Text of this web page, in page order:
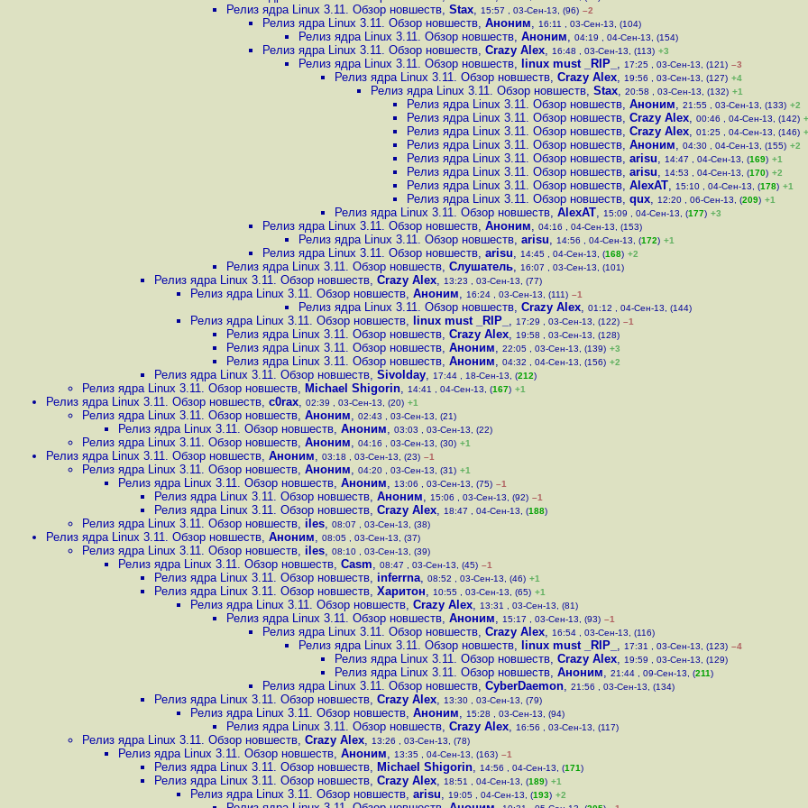
Релиз ядра Linux 3.11. Обзор новшеств, Stax, 15:57 , 03-Сен-13, (96) –2
Релиз ядра Linux 3.11. Обзор новшеств, Аноним, 16:11 , 03-Сен-13, (104)
Релиз ядра Linux 3.11. Обзор новшеств, Аноним, 04:19 , 04-Сен-13, (154)
Релиз ядра Linux 3.11. Обзор новшеств, Crazy Alex, 16:48 , 03-Сен-13, (113) +3
Релиз ядра Linux 3.11. Обзор новшеств, linux must _RIP_ , 17:25 , 03-Сен-13, (121) –3
Релиз ядра Linux 3.11. Обзор новшеств, Crazy Alex, 19:56 , 03-Сен-13, (127) +4
Релиз ядра Linux 3.11. Обзор новшеств, Stax, 20:58 , 03-Сен-13, (132) +1
Релиз ядра Linux 3.11. Обзор новшеств, Аноним, 21:55 , 03-Сен-13, (133) +2
Релиз ядра Linux 3.11. Обзор новшеств, Crazy Alex, 00:46 , 04-Сен-13, (142)
Релиз ядра Linux 3.11. Обзор новшеств, Crazy Alex, 01:25 , 04-Сен-13, (146)
Релиз ядра Linux 3.11. Обзор новшеств, Аноним, 04:30 , 04-Сен-13, (155) +2
Релиз ядра Linux 3.11. Обзор новшеств, arisu, 14:47 , 04-Сен-13, (169) +1
Релиз ядра Linux 3.11. Обзор новшеств, arisu, 14:53 , 04-Сен-13, (170) +2
Релиз ядра Linux 3.11. Обзор новшеств, AlexAT, 15:10 , 04-Сен-13, (178) +1
Релиз ядра Linux 3.11. Обзор новшеств, qux, 12:20 , 06-Сен-13, (209) +1
Релиз ядра Linux 3.11. Обзор новшеств, AlexAT, 15:09 , 04-Сен-13, (177) +3
Релиз ядра Linux 3.11. Обзор новшеств, Аноним, 04:16 , 04-Сен-13, (153)
Релиз ядра Linux 3.11. Обзор новшеств, arisu, 14:56 , 04-Сен-13, (172) +1
Релиз ядра Linux 3.11. Обзор новшеств, arisu, 14:45 , 04-Сен-13, (168) +2
Релиз ядра Linux 3.11. Обзор новшеств, Слушатель, 16:07 , 03-Сен-13, (101)
Релиз ядра Linux 3.11. Обзор новшеств, Crazy Alex, 13:23 , 03-Сен-13, (77)
Релиз ядра Linux 3.11. Обзор новшеств, Аноним, 16:24 , 03-Сен-13, (111) –1
Релиз ядра Linux 3.11. Обзор новшеств, Crazy Alex, 01:12 , 04-Сен-13, (144)
Релиз ядра Linux 3.11. Обзор новшеств, linux must _RIP_ , 17:29 , 03-Сен-13, (122) –1
Релиз ядра Linux 3.11. Обзор новшеств, Crazy Alex, 19:58 , 03-Сен-13, (128)
Релиз ядра Linux 3.11. Обзор новшеств, Аноним, 22:05 , 03-Сен-13, (139) +3
Релиз ядра Linux 3.11. Обзор новшеств, Аноним, 04:32 , 04-Сен-13, (156) +2
Релиз ядра Linux 3.11. Обзор новшеств, Sivolday, 17:44 , 18-Сен-13, (212)
Релиз ядра Linux 3.11. Обзор новшеств, Michael Shigorin, 14:41 , 04-Сен-13, (167) +1
Релиз ядра Linux 3.11. Обзор новшеств, c0rax, 02:39 , 03-Сен-13, (20) +1
Релиз ядра Linux 3.11. Обзор новшеств, Аноним, 02:43 , 03-Сен-13, (21)
Релиз ядра Linux 3.11. Обзор новшеств, Аноним, 03:03 , 03-Сен-13, (22)
Релиз ядра Linux 3.11. Обзор новшеств, Аноним, 04:16 , 03-Сен-13, (30) +1
Релиз ядра Linux 3.11. Обзор новшеств, Аноним, 03:18 , 03-Сен-13, (23) –1
Релиз ядра Linux 3.11. Обзор новшеств, Аноним, 04:20 , 03-Сен-13, (31) +1
Релиз ядра Linux 3.11. Обзор новшеств, Аноним, 13:06 , 03-Сен-13, (75) –1
Релиз ядра Linux 3.11. Обзор новшеств, Аноним, 15:06 , 03-Сен-13, (92) –1
Релиз ядра Linux 3.11. Обзор новшеств, Crazy Alex, 18:47 , 04-Сен-13, (188)
Релиз ядра Linux 3.11. Обзор новшеств, iles, 08:07 , 03-Сен-13, (38)
Релиз ядра Linux 3.11. Обзор новшеств, Аноним, 08:05 , 03-Сен-13, (37)
Релиз ядра Linux 3.11. Обзор новшеств, iles, 08:10 , 03-Сен-13, (39)
Релиз ядра Linux 3.11. Обзор новшеств, Casm, 08:47 , 03-Сен-13, (45) –1
Релиз ядра Linux 3.11. Обзор новшеств, inferrna, 08:52 , 03-Сен-13, (46) +1
Релиз ядра Linux 3.11. Обзор новшеств, Харитон, 10:55 , 03-Сен-13, (65) +1
Релиз ядра Linux 3.11. Обзор новшеств, Crazy Alex, 13:31 , 03-Сен-13, (81)
Релиз ядра Linux 3.11. Обзор новшеств, Аноним, 15:17 , 03-Сен-13, (93) –1
Релиз ядра Linux 3.11. Обзор новшеств, Crazy Alex, 16:54 , 03-Сен-13, (116)
Релиз ядра Linux 3.11. Обзор новшеств, linux must _RIP_ , 17:31 , 03-Сен-13, (123) –4
Релиз ядра Linux 3.11. Обзор новшеств, Crazy Alex, 19:59 , 03-Сен-13, (129)
Релиз ядра Linux 3.11. Обзор новшеств, Аноним, 21:44 , 09-Сен-13, (211)
Релиз ядра Linux 3.11. Обзор новшеств, CyberDaemon, 21:56 , 03-Сен-13, (134)
Релиз ядра Linux 3.11. Обзор новшеств, Crazy Alex, 13:30 , 03-Сен-13, (79)
Релиз ядра Linux 3.11. Обзор новшеств, Аноним, 15:28 , 03-Сен-13, (94)
Релиз ядра Linux 3.11. Обзор новшеств, Crazy Alex, 16:56 , 03-Сен-13, (117)
Релиз ядра Linux 3.11. Обзор новшеств, Crazy Alex, 13:26 , 03-Сен-13, (78)
Релиз ядра Linux 3.11. Обзор новшеств, Аноним, 13:35 , 04-Сен-13, (163) –1
Релиз ядра Linux 3.11. Обзор новшеств, Michael Shigorin, 14:56 , 04-Сен-13, (171)
Релиз ядра Linux 3.11. Обзор новшеств, Crazy Alex, 18:51 , 04-Сен-13, (189) +1
Релиз ядра Linux 3.11. Обзор новшеств, arisu, 19:05 , 04-Сен-13, (193) +2